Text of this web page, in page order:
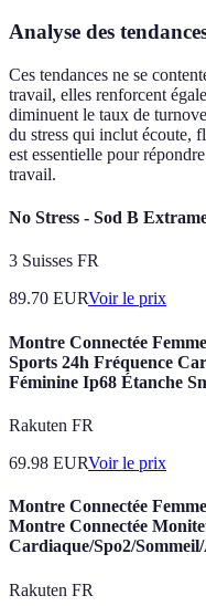
Analyse des
Ces tendances ne se
travail, elles renforcent
diminuent le taux de
du stress qui inclut écoute,
est essentielle pour
travail.
No Stress - Sod B
3 Suisses FR
89.70 EURVoir le prix
Montre Connectée
Sports 24h Fréquence
Féminine Ip68 Étanche
Rakuten FR
69.98 EURVoir le prix
Montre Connectée
Montre Connectée
Cardiaque/Spo2/
Rakuten FR